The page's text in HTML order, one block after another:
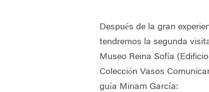
Después de la gran
tendremos la segunda
Museo Reina Sofía
Colección Vasos
guía Miriam García: